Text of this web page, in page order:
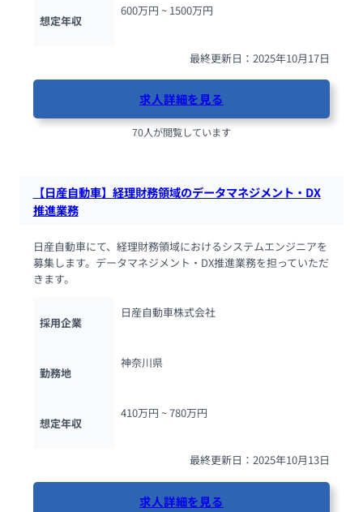
想定年収
600万円 ~ 1500万円
最終更新日：2025年10月17日
求人詳細を見る
70人が閲覧しています
【日産自動車】経理財務領域のデータマネジメント・DX
推進業務
日産自動車にて、経理財務領域におけるシステムエンジニアを
募集します。データマネジメント・DX推進業務を担っていただ
きます。
採用企業
日産自動車株式会社
勤務地
神奈川県
想定年収
410万円 ~ 780万円
最終更新日：2025年10月13日
求人詳細を見る